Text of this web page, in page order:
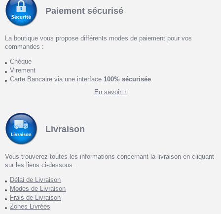
Paiement sécurisé
La boutique vous propose différents modes de paiement pour vos
commandes :
Chèque
Virement
Carte Bancaire via une interface 100% sécurisée
En savoir +
Livraison
Vous trouverez toutes les informations concernant la livraison en cliquant
sur les liens ci-dessous :
Délai de Livraison
Modes de Livraison
Frais de Livraison
Zones Livrées